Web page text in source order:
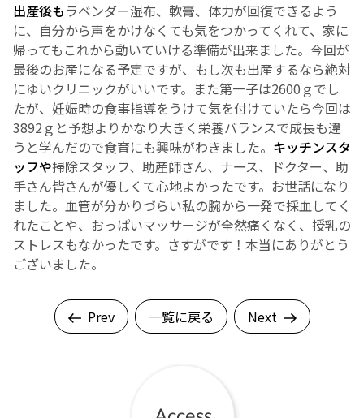
出産後もラベンダー湿布、軟膏、体力が回復できるよう
に、自分から声をかけなくても気をつかってくれて、家に
帰ってもこれから動いていける準備が出来ました。 今回が
最後のお産になる予定ですが、もし次も出産するなら絶対
にゆいクリニックがいいです。 また第一子は2600ｇでし
たが、妊娠時の食事指導をうけて気を付けていたら今回は
3892ｇと予想よりかなり大きく栄養バランスで成長も違
うと学んだので食育にも興味がわきました。 キッチンスタ
ッフや掃除スタッフ、助産師さん、ナース、ドクター、助
手さん皆さんが優しくて心地よかったです。お世話になり
ました。 血管が分かりづらい私の腕から一発で採血してく
れたことや、おっぱいマッサージが全然痛くなく、授乳の
ストレスもなかったです。さすがです！ 本当にありがとう
ございました。
Prev 一覧に戻る Next